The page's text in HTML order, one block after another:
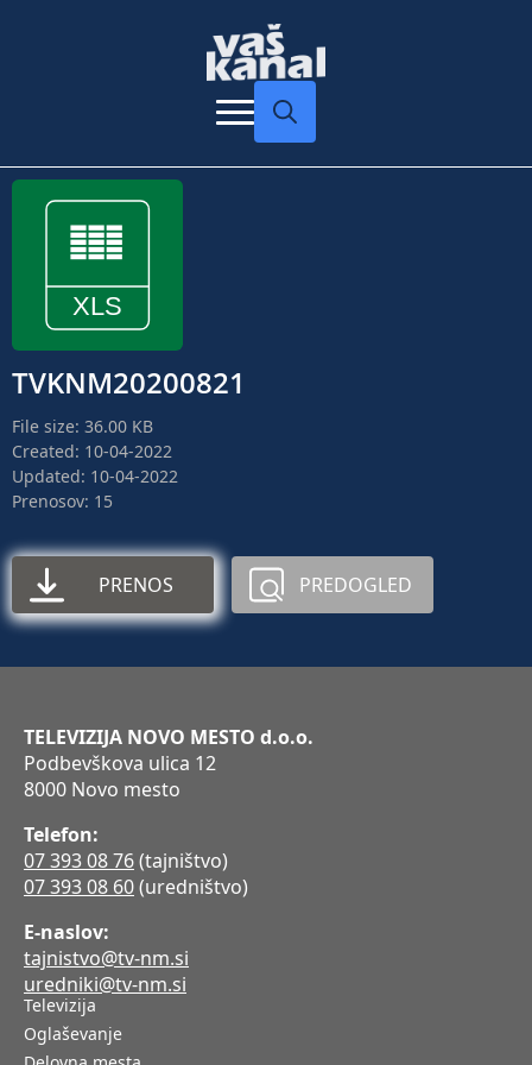
TVKNM20200821
File size: 36.00 KB
Created: 10-04-2022
Updated: 10-04-2022
Prenosov: 15
PRENOS PREDOGLED
TELEVIZIJA NOVO MESTO d.o.o.
Podbevškova ulica 12
8000 Novo mesto
Telefon:
07 393 08 76(tajništvo)
07 393 08 60(uredništvo)
E-naslov:
tajnistvo@tv-nm.si
uredniki@tv-nm.si
Televizija
Oglaševanje